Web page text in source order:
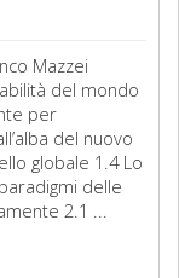
Mazzei
del mondo
per
del nuovo
globale 1.4 Lo
delle
2.1 ...